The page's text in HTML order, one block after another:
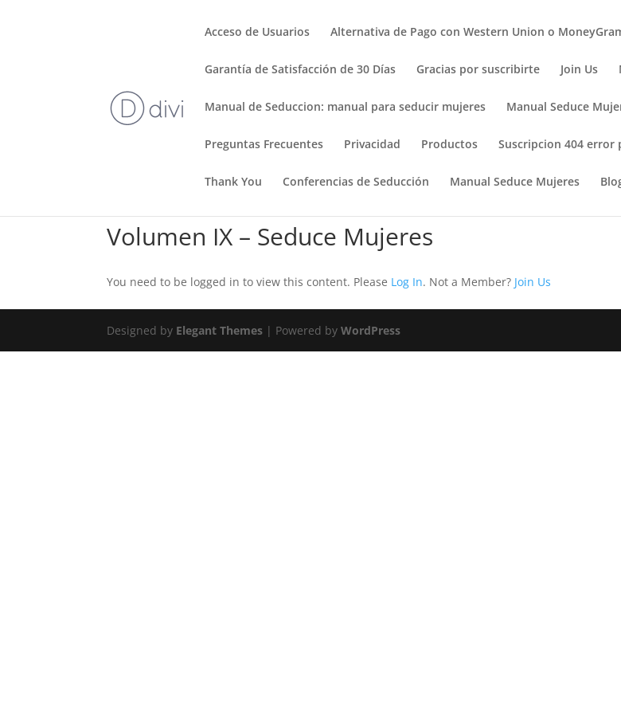
Acceso de Usuarios Alternativa de Pago con Western Union o
Garantía de Satisfacción de 30 Días Gracias por suscribirte Join Us
Manual de Seduccion: manual para seducir mujeres Manual Seduce
Preguntas Frecuentes Privacidad Productos Suscripcion 404 error
Thank You Conferencias de Seducción Manual Seduce Mujeres
Volumen IX – Seduce Mujeres
You need to be logged in to view this content. Please Log In. Not a Member? Join Us
Designed by Elegant Themes | Powered byWordPress